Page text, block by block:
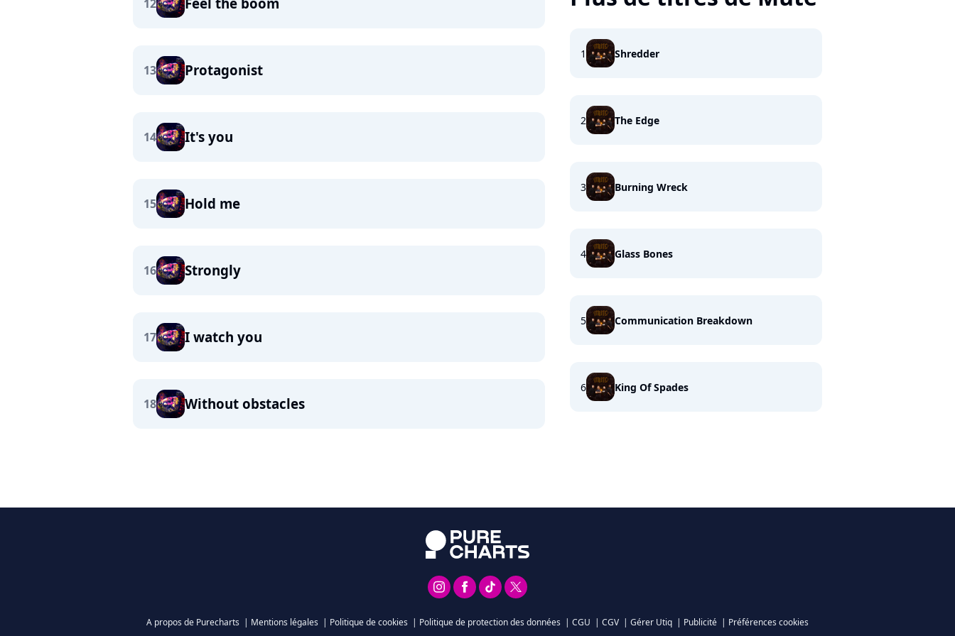
12
13 Protagonist
14 It's you
15 Hold me
16 Strongly
17 I watch you
18 Without obstacles
1 Shredder
2 The Edge
3 Burning Wreck
4 Glass Bones
5 Communication Breakdown
6 King Of Spades
A propos de Purecharts | Mentions légales | Politique de cookies | Politique de protection des données | CGU | CGV | Gérer Utiq | Publicité | Préférences cookies